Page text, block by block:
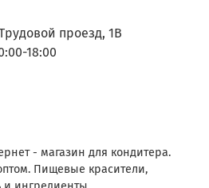
проезд, 1В
18:00
- магазин для кондитера.
Пищевые красители,